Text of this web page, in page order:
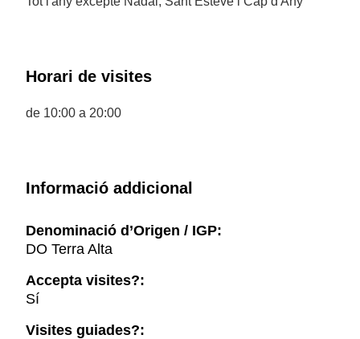
Horari de visites
de 10:00 a 20:00
Informació addicional
Denominació d’Origen / IGP:
DO Terra Alta
Accepta visites?:
Sí
Visites guiades?: